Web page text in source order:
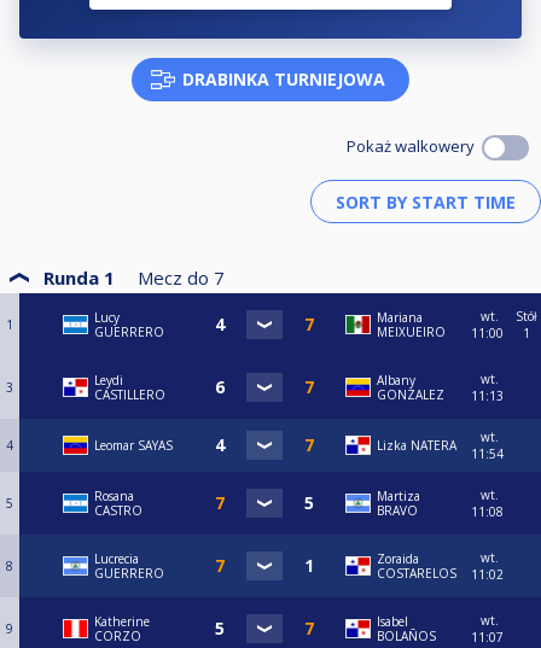
DRABINKA TURNIEJOWA
Pokaż walkowery
Runda 1 Mecz do 7
1
Lucy
GUERRERO
Mariana
MEIXUEIRO
wt.
11:00
Stół
1
3
Leydi
CASTILLERO
Albany
GONZALEZ
wt.
11:13
4 Leomar SAYAS Lizka NATERA
wt.
11:54
5
Rosana
CASTRO
Martiza
BRAVO
wt.
11:08
8
Lucrecia
GUERRERO
Zoraida
COSTARELOS
wt.
11:02
9
Katherine
CORZO
Isabel
BOLAÑOS
wt.
11:07